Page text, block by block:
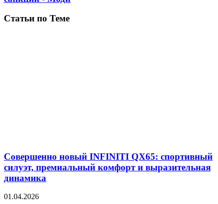
Статьи по Теме
Совершенно новый INFINITI QX65: спортивный
силуэт, премиальный комфорт и выразительная
динамика
01.04.2026